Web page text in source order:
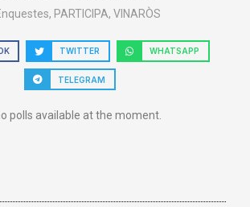
, PARTICIPA, VINARÒS
TWITTER WHATSAPP
TELEGRAM
polls available at the moment.